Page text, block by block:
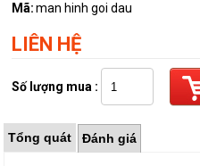
Mã: man hinh goi dau
LIÊN HỆ
Số lượng mua :
Tổng quát Đánh giá